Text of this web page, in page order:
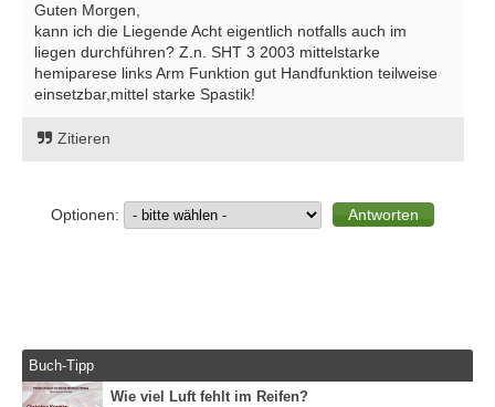
Guten Morgen,
kann ich die Liegende Acht eigentlich notfalls auch im
liegen durchführen? Z.n. SHT 3 2003 mittelstarke
hemiparese links Arm Funktion gut Handfunktion teilweise
einsetzbar,mittel starke Spastik!
Zitieren
Optionen:
Buch-Tipp
Wie viel Luft fehlt im Reifen?